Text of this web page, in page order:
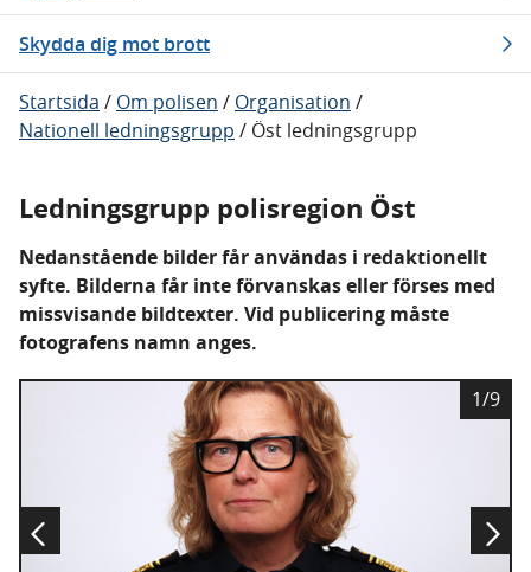
Skydda dig mot brott
Startsida / Om polisen / Organisation /
Nationell ledningsgrupp / Öst ledningsgrupp
Ledningsgrupp polisregion Öst
Nedanstående bilder får användas i redaktionellt
syfte. Bilderna får inte förvanskas eller förses med
missvisande bildtexter. Vid publicering måste
fotografens namn anges.
B
i
1/9